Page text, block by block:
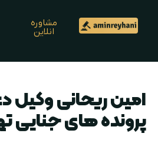
مشاوره
انلاین
امین ریحانی وکیل
پرونده های جنایی